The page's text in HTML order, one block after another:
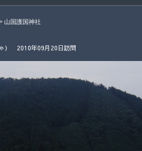
山国護国神社
） 2010年09月20日訪問